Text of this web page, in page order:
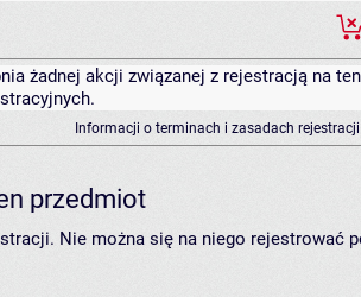
żadnej akcji związanej z rejestracją na
Informacji o terminach i zasadach
przedmiot
Nie można się na niego rejestrować